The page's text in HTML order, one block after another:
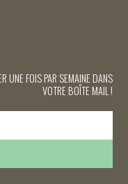
UNE FOIS PAR SEMAINE DANS
VOTRE BOÎTE MAIL !